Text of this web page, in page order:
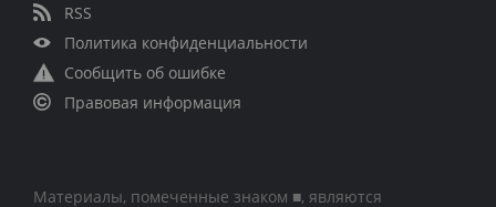
RSS
Политика конфиденциальности
Сообщить об ошибке
Правовая информация
Материалы, помеченные знаком ■, являются